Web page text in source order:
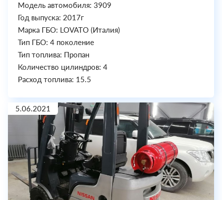
Модель автомобиля: 3909
Год выпуска: 2017г
Марка ГБО: LOVATO (Италия)
Тип ГБО: 4 поколение
Тип топлива: Пропан
Количество цилиндров: 4
Расход топлива: 15.5
5.06.2021